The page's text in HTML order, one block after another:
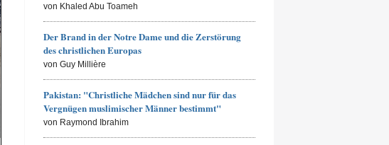
von Khaled Abu Toameh
Der Brand in der Notre Dame und die Zerstörung
des christlichen Europas
von Guy Millière
Pakistan: "Christliche Mädchen sind nur für das
Vergnügen muslimischer Männer bestimmt"
von Raymond Ibrahim